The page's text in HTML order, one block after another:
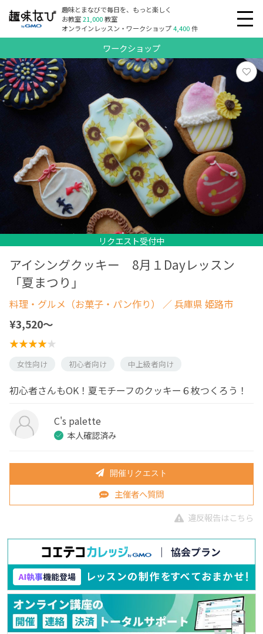
趣味とまなびで毎日を、もっと楽しく
お教室21,000教室
オンラインレッスン・ワークショップ4,400件
ワークショップ
リクエスト受付中
リクエスト受付中
アイシングクッキー 8月１Dayレッスン
「夏まつり」
料理・グルメ（お菓子・パン作り） ／ 兵庫県 姫路市
¥3,520〜
女性向け 初心者向け 中上級者向け
初心者さんもOK！夏モチーフのクッキー６枚つくろう！
C's palette
本人確認済み
開催リクエスト
主催者へ質問
違反報告はこちら